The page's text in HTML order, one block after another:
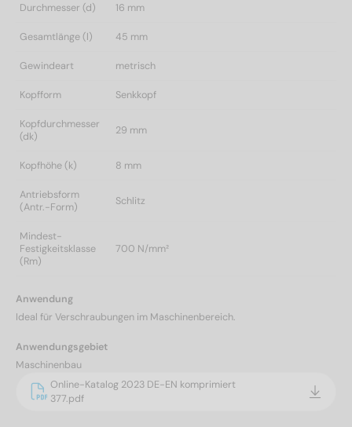
Durchmesser (d) 16 mm
Gesamtlänge (l) 45 mm
Gewindeart metrisch
Kopfform Senkkopf
Kopfdurchmesser
(dk)
29 mm
Kopfhöhe (k) 8 mm
Antriebsform
(Antr.-Form)
Schlitz
Mindest-
Festigkeitsklasse
(Rm)
700 N/mm²
Anwendung
Ideal für Verschraubungen im Maschinenbereich.
Anwendungsgebiet
Maschinenbau
Online-Katalog 2023 DE-EN komprimiert
377.pdf